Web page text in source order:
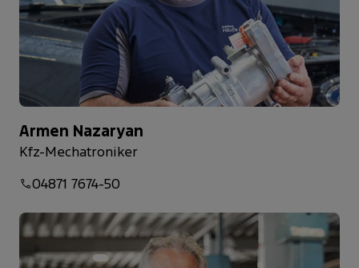
Armen Nazaryan
Kfz-Mechatroniker
04871 7674-50